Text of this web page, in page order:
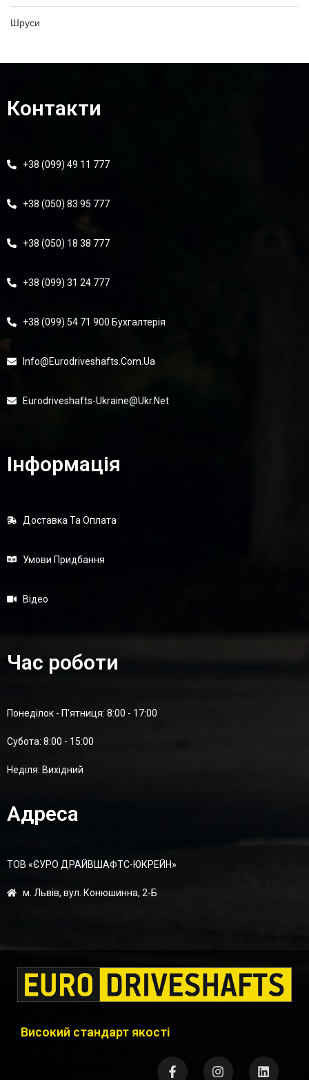
Шруси
Контакти
+38 (099) 49 11 777
+38 (050) 83 95 777
+38 (050) 18 38 777
+38 (099) 31 24 777
+38 (099) 54 71 900 Бухгалтерія
Info@eurodriveshafts.com.ua
Eurodriveshafts-Ukraine@ukr.net
Інформація
Доставка Та Оплата
Умови Придбання
Відео
Час роботи
Понеділок - П'ятниця: 8:00 - 17:00
Суботa: 8:00 - 15:00
Неділя: Вихідний
Адреса
ТОВ «ЄУРО ДРАЙВШАФТC-ЮКРЕЙН»
м. Львів, вул. Конюшинна, 2-Б
Високий стандарт якості